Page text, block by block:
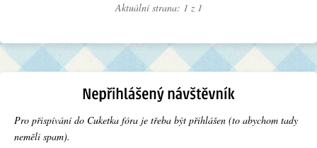
Aktuální strana: 1 z 1
Pro přispívání do Cuketka fóra je třeba být přihlášen (to abychom tady
neměli spam).